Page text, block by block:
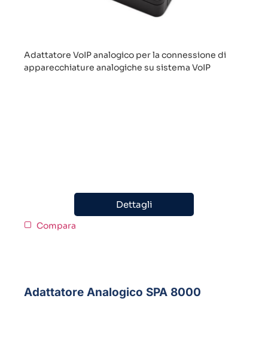
Adattatore VoIP analogico per la connessione di
apparecchiature analogiche su sistema VoIP
Dettagli
Compara
Adattatore Analogico SPA 8000